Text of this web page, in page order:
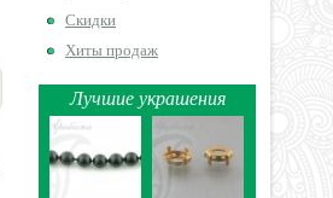
Скидки
Хиты продаж
Лучшие украшения